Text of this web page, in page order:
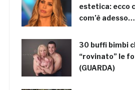
estetica: ecco
com’è adesso…
30 buffi bimbi
“rovinato” le
(GUARDA)